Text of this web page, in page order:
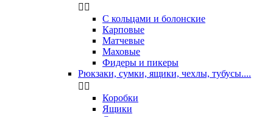
 
С кольцами и болонские
Карповые
Матчевые
Маховые
Фидеры и пикеры
Рюкзаки, сумки, ящики, чехлы, тубусы....
 
Коробки
Ящики